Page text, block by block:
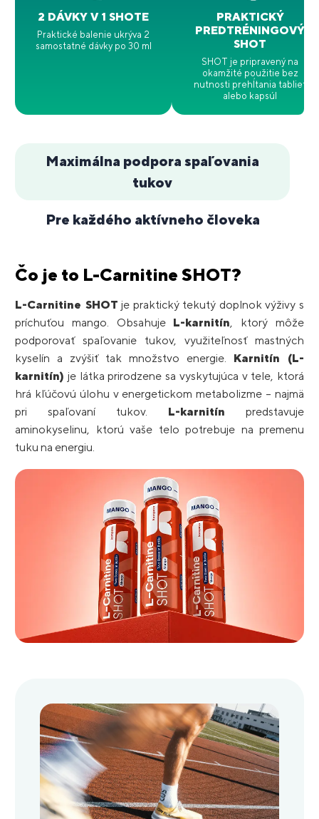
2 DÁVKY V 1 SHOTE
Praktické balenie ukrýva 2
samostatné dávky po 30 ml
PRAKTICKÝ
PREDTRÉNINGOVÝ
SHOT
SHOT je pripravený na
okamžité použitie bez
nutnosti prehĺtania tabliet
alebo kapsúl
Maximálna podpora spaľovania
tukov
Pre každého aktívneho človeka
Čo je to L-Carnitine SHOT?
L-Carnitine SHOT je praktický tekutý doplnok výživy s
príchuťou mango. Obsahuje L-karnitín, ktorý môže
podporovať spaľovanie tukov, využiteľnosť mastných
kyselín a zvýšiť tak množstvo energie. Karnitín (L-
karnitín) je látka prirodzene sa vyskytujúca v tele, ktorá
hrá kľúčovú úlohu v energetickom metabolizme – najmä
pri spaľovaní tukov. L-karnitín predstavuje
aminokyselinu, ktorú vaše telo potrebuje na premenu
tuku na energiu.